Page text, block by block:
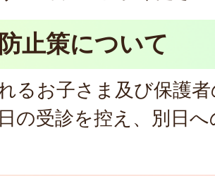
止策について
るお子さま及び保護
の受診を控え、別日